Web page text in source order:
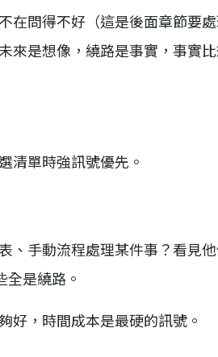
在問得不好（這是後面章節要
來是想像，繞路是事實，事實
清單時強訊號優先。
手動流程處理某件事？看見
是繞路。
好，時間成本是最硬的訊號。